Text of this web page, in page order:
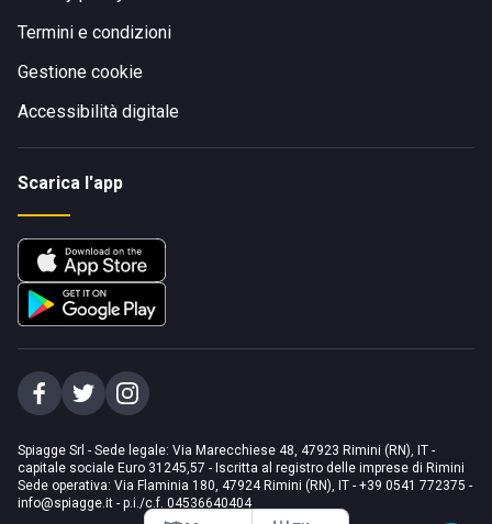
Termini e condizioni
Gestione cookie
Accessibilità digitale
Scarica l'app
Spiagge Srl - Sede legale: Via Marecchiese 48, 47923 Rimini (RN), IT -
capitale sociale Euro 31245,57 - Iscritta al registro delle imprese di Rimini
Sede operativa: Via Flaminia 180, 47924 Rimini (RN), IT - +39 0541 772375 -
info@spiagge.it - p.i./c.f. 04536640404